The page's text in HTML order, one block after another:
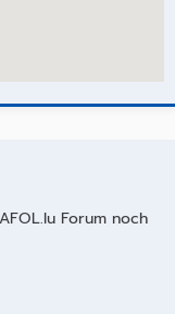
Forum noch